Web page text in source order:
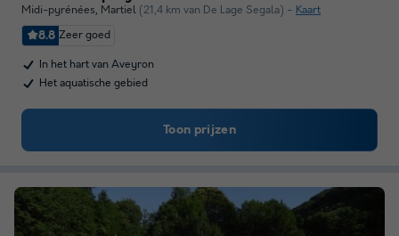
Midi-pyrénées, Martiel (21,4 km van De Lage Segala) Kaart
8.8 Zeer goed
In het hart van Aveyron
Het aquatische gebied
Toon prijzen